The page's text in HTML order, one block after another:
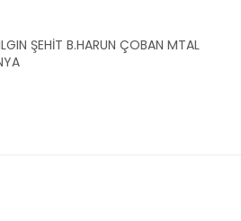
ŞEHİT B.HARUN ÇOBAN MTAL